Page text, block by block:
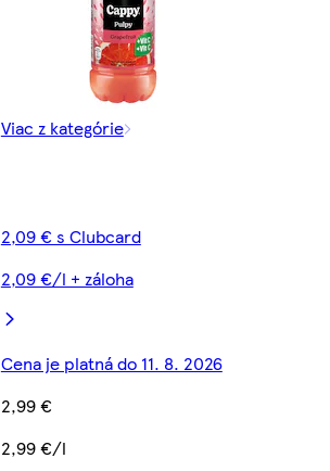
Viac z kategórie
2,09 € s Clubcard
2,09 €/l + záloha
Cena je platná do 11. 8. 2026
2,99 €
2,99 €/l